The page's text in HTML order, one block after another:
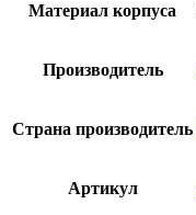
Материал корпуса
Производитель
Страна производитель
Артикул